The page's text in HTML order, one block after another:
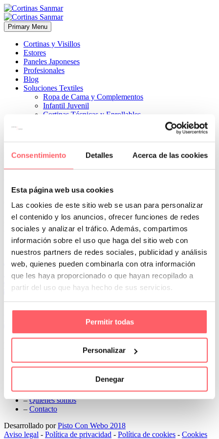
Consentimiento Detalles Acerca de las cookies
Esta página web usa cookies
Las cookies de este sitio web se usan para personalizar
el contenido y los anuncios, ofrecer funciones de redes
sociales y analizar el tráfico. Además, compartimos
información sobre el uso que haga del sitio web con
nuestros partners de redes sociales, publicidad y análisis
web, quienes pueden combinarla con otra información
que les haya proporcionado o que hayan recopilado a
partir del uso que haya hecho de sus servicios.
Permitir todas
Personalizar
Denegar
Primary Menu
Cortinas y Visillos
Estores
Paneles Japoneses
Profesionales
Blog
Soluciones Textiles
Ropa de Cama y Complementos
Infantil Juvenil
Cortinas Técnicas y Enrollables
¿Quiénes Somos?
Contacto
19 junio, 2019
ESTILO CLÁSICO
Combinación muy sencilla con 2 vías de dibujo y 2 lisas blancas
Prev
Next
Conoce Cortinas Sanmar
c/ Madrid nº 87 Local 1 y 5 28970 Madrid
91 498 08 97
699 241 888
info@cortinassanmar.es
–Servicios personalizados
–Nuestros proyectos
–Quiénes somos
– Contacto
Desarrollado porPisto Con Webo 2018
Aviso legal - Política de privacidad - Política de cookies - Cookies